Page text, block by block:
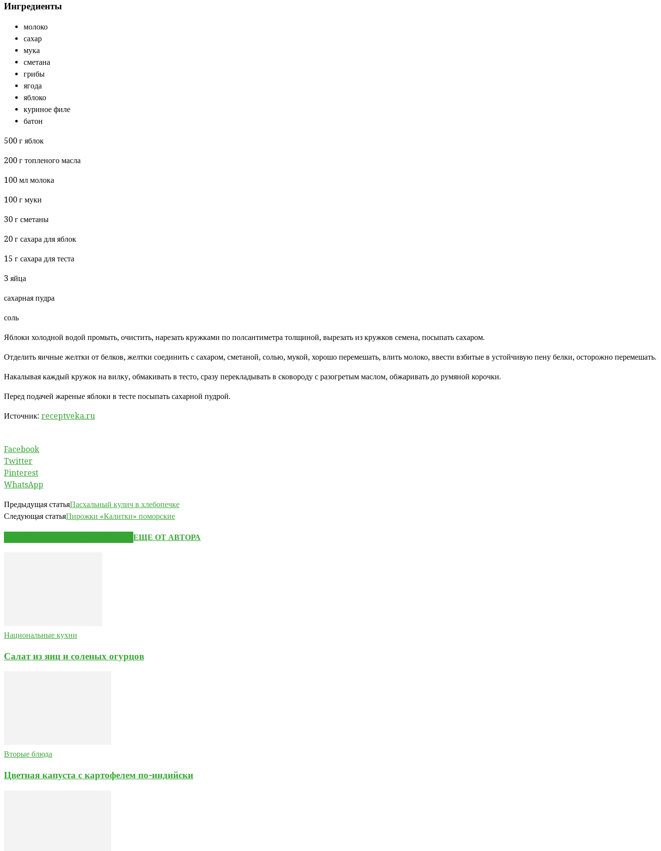
Ингредиенты
молоко
сахар
мука
сметана
грибы
ягода
яблоко
куриное филе
батон
500 г яблок
200 г топленого масла
100 мл молока
100 г муки
30 г сметаны
20 г сахара для яблок
15 г сахара для теста
3 яйца
сахарная пудра
соль
Яблоки холодной водой промыть, очистить, нарезать кружками по полсантиметра толщиной, вырезать из кружков семена, посыпать сахаром.
Отделить яичные желтки от белков, желтки соединить с сахаром, сметаной, солью, мукой, хорошо перемешать, влить молоко, ввести взбитые в устойчивую пену белки, осторожно перемешать.
Накалывая каждый кружок на вилку, обмакивать в тесто, сразу перекладывать в сковороду с разогретым маслом, обжаривать до румяной корочки.
Перед подачей жареные яблоки в тесте посыпать сахарной пудрой.
Источник: receptveka.ru
Facebook
Twitter
Pinterest
WhatsApp
Предыдущая статьяПасхальный кулич в хлебопечке
Следующая статьяПирожки «Калитки» поморские
ЕЩЕ ОТ АВТОРА
Национальные кухни
Салат из яиц и соленых огурцов
Вторые блюда
Цветная капуста с картофелем по-индийски